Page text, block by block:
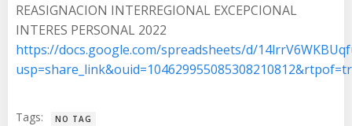
REASIGNACION INTERREGIONAL EXCEPCIONAL
INTERES PERSONAL 2022
https://docs.google.com/spreadsheets/d/
Tags: NO TAG